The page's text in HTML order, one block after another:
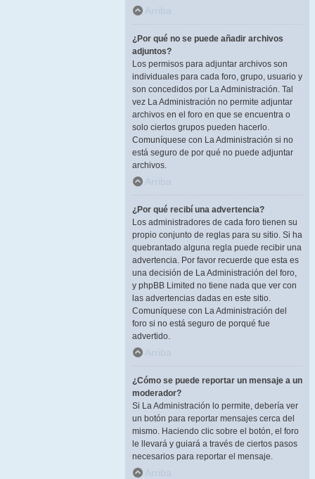
Arriba
¿Por qué no se puede añadir archivos
adjuntos?
Los permisos para adjuntar archivos son
individuales para cada foro, grupo, usuario y
son concedidos por La Administración. Tal
vez La Administración no permite adjuntar
archivos en el foro en que se encuentra o
solo ciertos grupos pueden hacerlo.
Comuníquese con La Administración si no
está seguro de por qué no puede adjuntar
archivos.
Arriba
¿Por qué recibí una advertencia?
Los administradores de cada foro tienen su
propio conjunto de reglas para su sitio. Si ha
quebrantado alguna regla puede recibir una
advertencia. Por favor recuerde que esta es
una decisión de La Administración del foro,
y phpBB Limited no tiene nada que ver con
las advertencias dadas en este sitio.
Comuníquese con La Administración del
foro si no está seguro de porqué fue
advertido.
Arriba
¿Cómo se puede reportar un mensaje a un
moderador?
Si La Administración lo permite, debería ver
un botón para reportar mensajes cerca del
mismo. Haciendo clic sobre el botón, el foro
le llevará y guiará a través de ciertos pasos
necesarios para reportar el mensaje.
Arriba